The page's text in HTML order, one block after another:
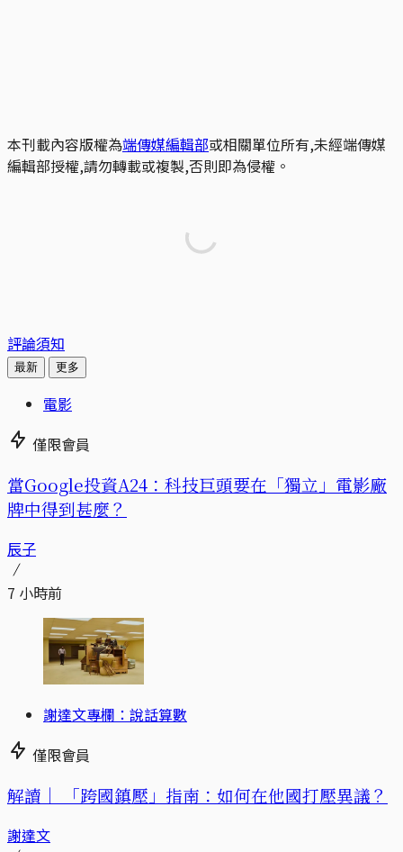
本刊載內容版權為端傳媒編輯部或相關單位所有,未經端傳媒
編輯部授權,請勿轉載或複製,否則即為侵權。
評論須知
最新 更多
電影
僅限會員
當Google投資A24：科技巨頭要在「獨立」電影廠
牌中得到甚麼？
辰子
7 小時前
謝達文專欄：說話算數
僅限會員
解讀｜ 「跨國鎮壓」指南：如何在他國打壓異議？
謝達文